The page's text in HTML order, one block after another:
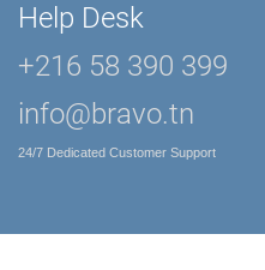
Help Desk
+216 58 390 399
info@bravo.tn
24/7 Dedicated Customer Support